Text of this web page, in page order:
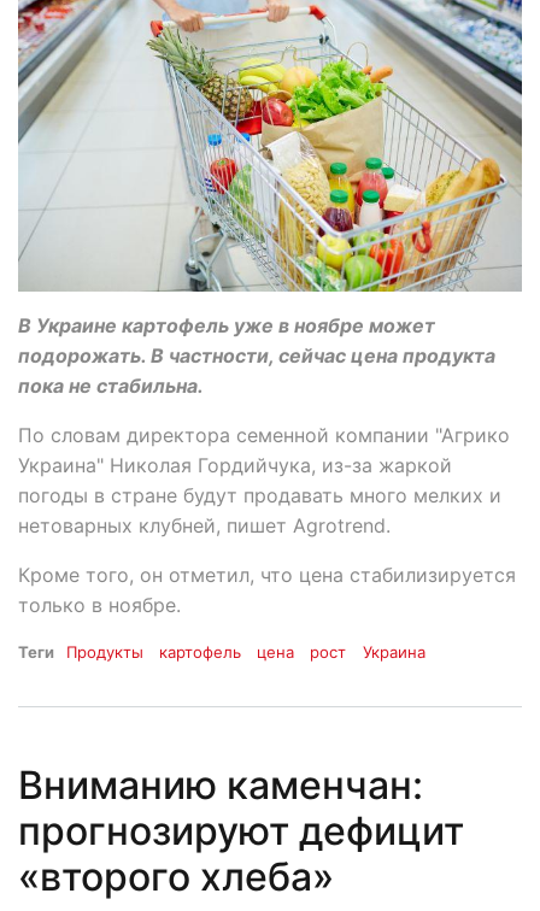
В Украине картофель уже в ноябре может
подорожать. В частности, сейчас цена продукта
пока не стабильна.
По словам директора семенной компании "Агрико
Украина" Николая Гордийчука, из-за жаркой
погоды в стране будут продавать много мелких и
нетоварных клубней, пишет Agrotrend.
Кроме того, он отметил, что цена стабилизируется
только в ноябре.
Теги Продукты картофель цена рост Украина
Вниманию каменчан:
прогнозируют дефицит
«второго хлеба»